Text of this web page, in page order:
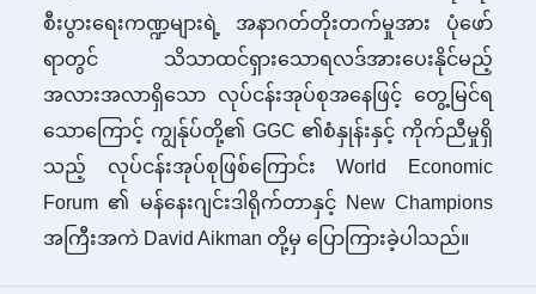
စီးပွားရေးကဏ္ဍများရဲ့ အနာဂတ်တိုးတက်မှုအား ပုံဖော်
ရာတွင် သိသာထင်ရှားသောရလဒ်အားပေးနိုင်မည့်
အလားအလာရှိသော လုပ်ငန်းအုပ်စုအနေဖြင့် တွေ့မြင်ရ
သောကြောင့် ကျွန်ုပ်တို့၏ GGC ၏စံနှုန်းနှင့် ကိုက်ညီမှုရှိ
သည့် လုပ်ငန်းအုပ်စုဖြစ်ကြောင်း World Economic
Forum ၏ မန်နေးဂျင်းဒါရိုက်တာနှင့် New Champions
အကြီးအကဲ David Aikman တို့မှ ပြောကြားခဲ့ပါသည်။